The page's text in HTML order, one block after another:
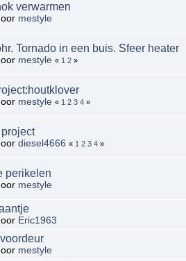
verwarmen
mestyle
Tornado in een buis. Sfeer heater
mestyle « 1 2 »
mestyle « 1 2 3 4 »
diesel4666 « 1 2 3 4 »
perikelen
mestyle
Eric1963
mestyle